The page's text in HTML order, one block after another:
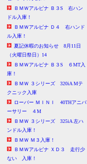
ＢＭＷアルピナ Ｂ３S 右ハン
ドル入庫！
ＢＭＷアルピナ Ｄ４ 右ハンド
ル入庫！
夏記休暇のお知らせ 8月11日
（火曜日祭日）14
ＢＭＷアルピナ Ｂ３S ６MT入
庫！
ＢＭＷ ３シリーズ 320iA Mテ
クニック入庫
ローバー ＭＩＮＩ 40THアニバ
ーサリー ４M
ＢＭＷ ３シリーズ 325iA 左ハ
ンドル入庫！
ＢＭＷ Ｍ３入庫！
ＢＭＷアルピナ ＸＤ３ 走行少
ない 入庫！